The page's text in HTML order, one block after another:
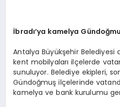
İbradı’ya kamelya
Antalya Büyükşehir
kent mobilyaları ilçelerde
sunuluyor. Belediye ekipleri,
Gündoğmuş ilçelerinde
kamelya ve bank kurulumu